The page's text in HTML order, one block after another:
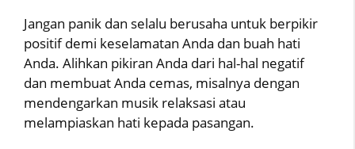
Jangan panik dan selalu berusaha untuk berpikir
positif demi keselamatan Anda dan buah hati
Anda. Alihkan pikiran Anda dari hal-hal negatif
dan membuat Anda cemas, misalnya dengan
mendengarkan musik relaksasi atau
melampiaskan hati kepada pasangan.